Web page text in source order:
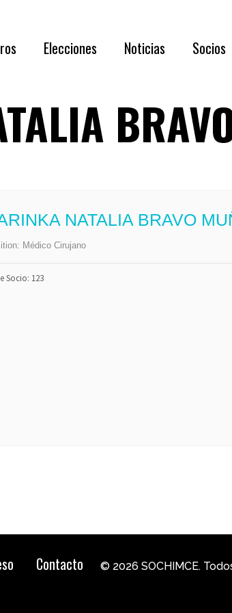
de Nosotros
2026 – 2028
Elecciones
RESULTADOS
Asamblea
Noticias Socios
Directorio
NATALIA BRAVO
Médico Cirujano
Socio: 123
Contacto
© 2026 SOCHIMCE.